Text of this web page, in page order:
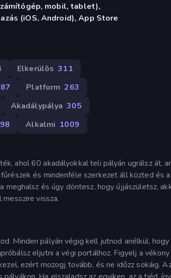
mobil, tablet),
(iOS, Android), App Store
Elkerülõs 311
Platform 263
Akadálypálya 305
Alkalmi 1009
ahol 60 akadályokkal teli pályán ugrálsz át,
és mindenféle szerkezet áll közted és
meghalsz és úgy döntesz, hogy újjászületsz,
vissza.
Minden pályán végig kell jutnod anélkül,
eljutni a végi portálhoz. Figyelj a
ezért mozogj tovább, és ne időzz sokáig.